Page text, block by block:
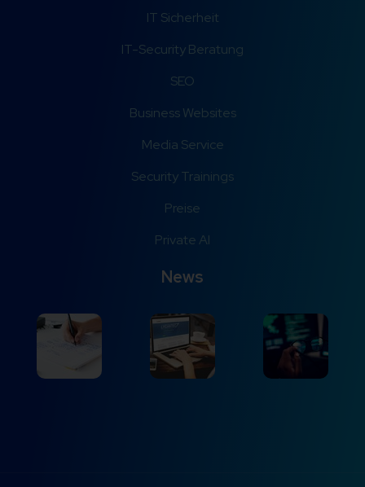
IT Sicherheit
IT-Security Beratung
SEO
Business Websites
Media Service
Security Trainings
Preise
Private AI
News